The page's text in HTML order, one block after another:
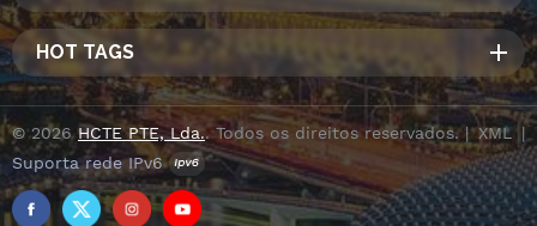
HOT TAGS
© 2026HCTE PTE, Lda.. Todos os direitos reservados. | XML
|
Suporta rede IPv6